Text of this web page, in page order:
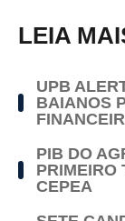
LEIA
UPB
BAIANOS
PIB DO
PRIMEIRO
CEPEA